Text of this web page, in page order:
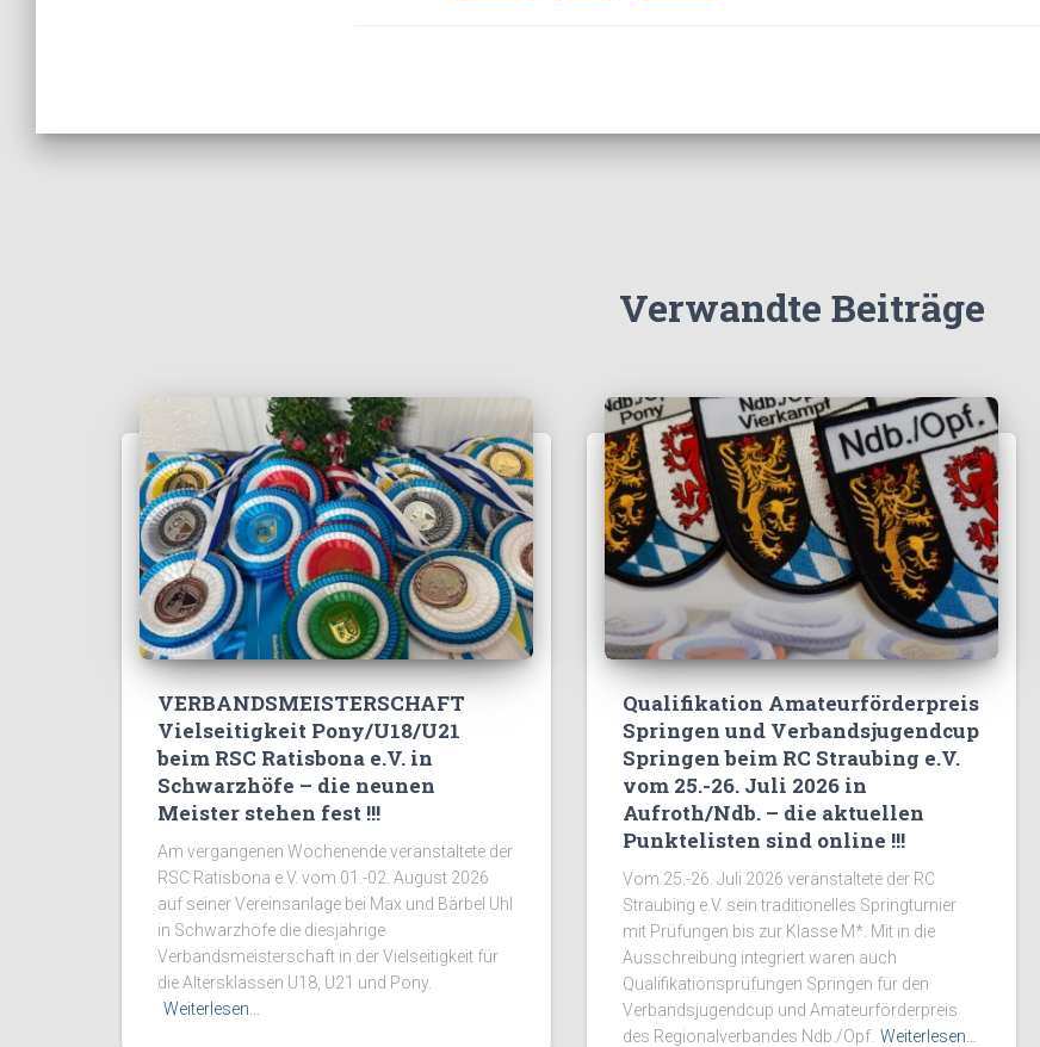
Verwandte Beiträge
VERBANDSMEISTERSCHAFT
Vielseitigkeit Pony/U18/U21
beim RSC Ratisbona e.V. in
Schwarzhöfe – die neunen
Meister stehen fest !!!
Am vergangenen Wochenende veranstaltete der
RSC Ratisbona e.V. vom 01.-02. August 2026
auf seiner Vereinsanlage bei Max und Bärbel Uhl
in Schwarzhöfe die diesjährige
Verbandsmeisterschaft in der Vielseitigkeit für
die Altersklassen U18, U21 und Pony.
Weiterlesen…
Qualifikation Amateurförderpreis
Springen und Verbandsjugendcup
Springen beim RC Straubing e.V.
vom 25.-26. Juli 2026 in
Aufroth/Ndb. – die aktuellen
Punktelisten sind online !!!
Vom 25.-26. Juli 2026 veranstaltete der RC
Straubing e.V. sein traditionelles Springturnier
mit Prüfungen bis zur Klasse M*. Mit in die
Ausschreibung integriert waren auch
Qualifikationsprüfungen Springen für den
Verbandsjugendcup und Amateurförderpreis
des Regionalverbandes Ndb./Opf. Weiterlesen…